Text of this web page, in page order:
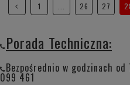
1 26 27
Porada Techniczna:
Bezpośrednio w godzinach
099 461